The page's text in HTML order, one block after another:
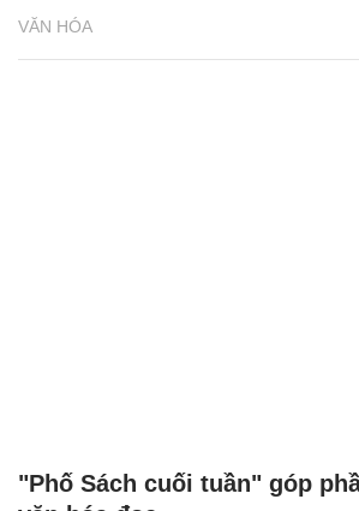
VĂN HÓA
"Phố Sách cuối tuần" góp